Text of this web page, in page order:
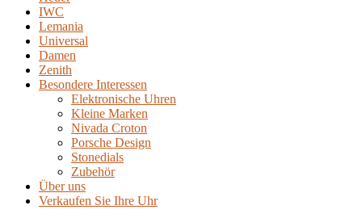
IWC
Lemania
Universal
Damen
Zenith
Besondere Interessen
Elektronische Uhren
Kleine Marken
Nivada Croton
Porsche Design
Stonedials
Zubehör
Über uns
Verkaufen Sie Ihre Uhr